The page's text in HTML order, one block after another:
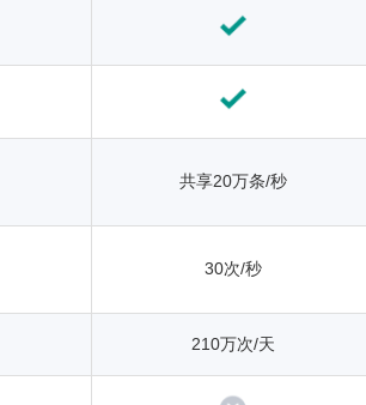
共享20万条/秒
30次/秒
210万次/天